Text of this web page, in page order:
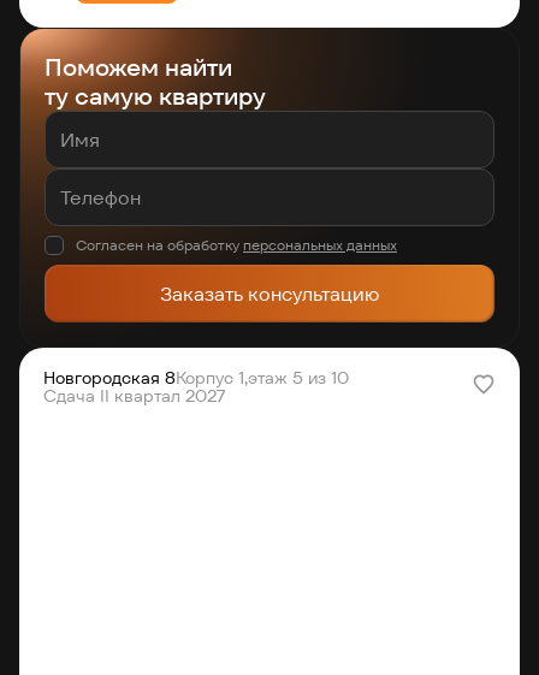
Поможем найти
ту самую квартиру
Согласен на обработку персональных данных
Заказать консультацию
Новгородская 8Корпус 1,этаж 5 из 10
Сдача II квартал 2027